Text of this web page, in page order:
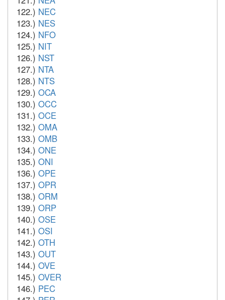
122.) NEC
123.) NES
124.) NFO
125.) NIT
126.) NST
127.) NTA
128.) NTS
129.) OCA
130.) OCC
131.) OCE
132.) OMA
133.) OMB
134.) ONE
135.) ONI
136.) OPE
137.) OPR
138.) ORM
139.) ORP
140.) OSE
141.) OSI
142.) OTH
143.) OUT
144.) OVE
145.) OVER
146.) PEC